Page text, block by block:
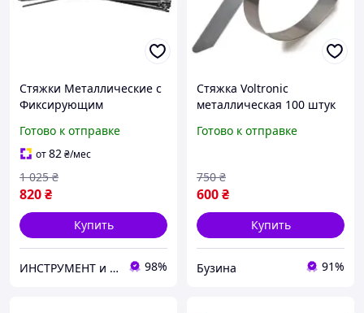
Стяжки Металлические с
Фиксирующим
Набор 100 шт
Готово к отправке
от82₴/мес
820₴
1 025 ₴
Купить
ИНСТРУМЕНТ и МЕТИЗЫ 98%
Стяжка Voltronic
металлическая 100 штук
CM4,6х400mm buzyna
Готово к отправке
600₴
750 ₴
Купить
Бузина 91%